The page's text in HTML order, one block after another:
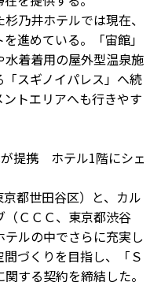
乃井ホテルでは現在、
進めている。「宙館」
着着用の屋外型温泉施
スギノイパレス」へ続
トエリアへも行きやす
が提携 ホテル1階にシェ
都世田谷区）と、カル
ＣＣＣ、東京都渋谷
ルの中でさらに充実し
づくりを目指し、「Ｓ
する契約を締結した。